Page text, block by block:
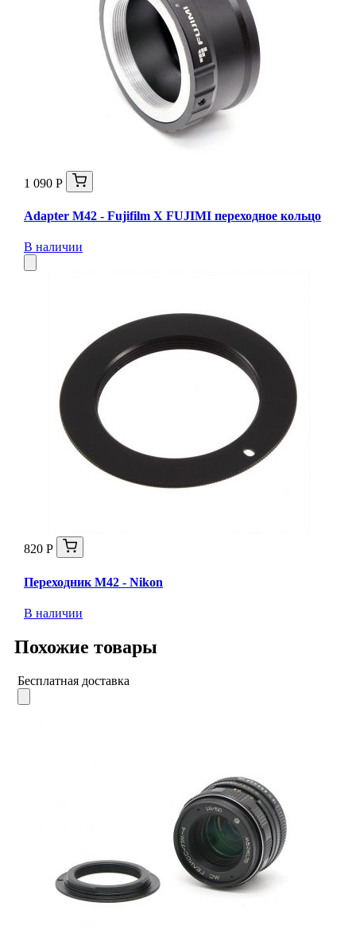
1 090 Р
Adapter M42 - Fujifilm X FUJIMI переходное кольцо
В наличии
820 Р
Переходник М42 - Nikon
В наличии
Похожие товары
Бесплатная доставка